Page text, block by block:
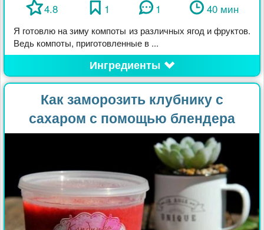
4.8 1 1 40 мин
Я готовлю на зиму компоты из различных ягод и фруктов.
Ведь компоты, приготовленные в ...
Ингредиенты
Как заморозить клубнику с
сахаром с помощью блендера